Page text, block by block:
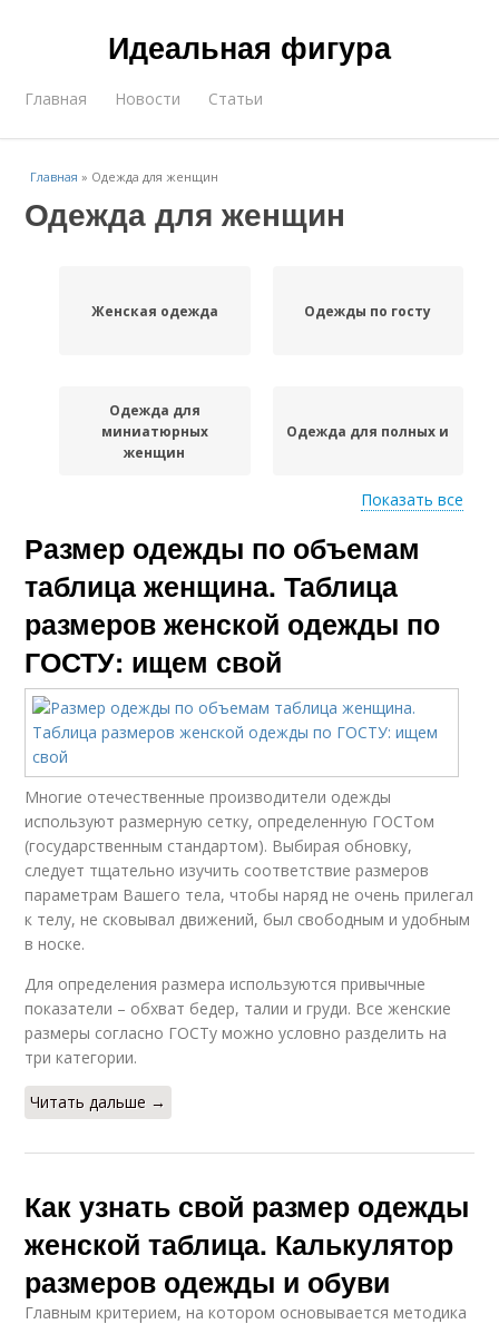
Идеальная фигура
Главная Новости Статьи
Главная » Одежда для женщин
Одежда для женщин
Женская одежда Одежды по госту
Одежда для
миниатюрных
женщин
Одежда для полных и
Крупные женщины Одежды по росту
Одежды по росту-весу
Одежды по
параметрам
Одежды для детей
Одежды для мужчин Верхний одежда
новорожденных
Детская одежда
Одежды из россии Одежды в цифрах
Спортивная одежда Одежда для девушек
Показать все
Размер одежды по объемам
таблица женщина. Таблица
размеров женской одежды по
ГОСТУ: ищем свой
Многие отечественные производители одежды
используют размерную сетку, определенную ГОСТом
(государственным стандартом). Выбирая обновку,
следует тщательно изучить соответствие размеров
параметрам Вашего тела, чтобы наряд не очень прилегал
к телу, не сковывал движений, был свободным и удобным
в носке.
Для определения размера используются привычные
показатели – обхват бедер, талии и груди. Все женские
размеры согласно ГОСТу можно условно разделить на
три категории.
Читать дальше →
Как узнать свой размер одежды
женской таблица. Калькулятор
размеров одежды и обуви
Главным критерием, на котором основывается методика